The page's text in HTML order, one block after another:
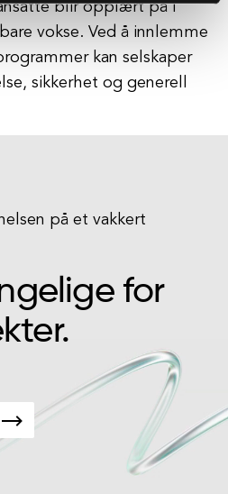
blir opplært på i
vokse. Ved å innlemme
kan selskaper
sikkerhet og generell
på et vakkert
for